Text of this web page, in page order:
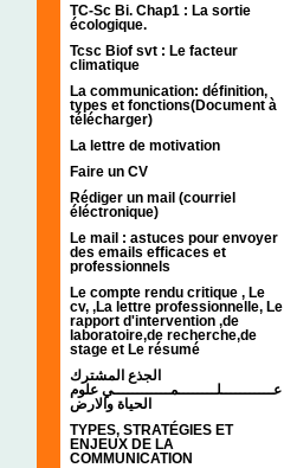
TC-Sc Bi. Chap1 : La sortie
écologique.
Tcsc Biof svt : Le facteur
climatique
La communication: définition,
types et fonctions(Document à
télécharger)
La lettre de motivation
Faire un CV
Rédiger un mail (courriel
éléctronique)
Le mail : astuces pour envoyer
des emails efficaces et
professionnels
Le compte rendu critique , Le
cv, ,La lettre professionnelle, Le
rapport d'intervention ,de
laboratoire,de recherche,de
stage et Le résumé
الجذع المشترك
عـــــــــــلــــــــمــــــــــــي علوم
الحياة والارض
TYPES, STRATÉGIES ET
ENJEUX DE LA
COMMUNICATION